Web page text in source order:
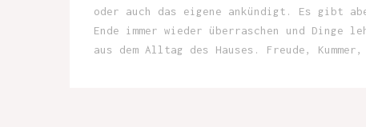
oder auch das eigene ankündigt. Es gibt
Ende immer wieder überraschen und
aus dem Alltag des Hauses. Freude,